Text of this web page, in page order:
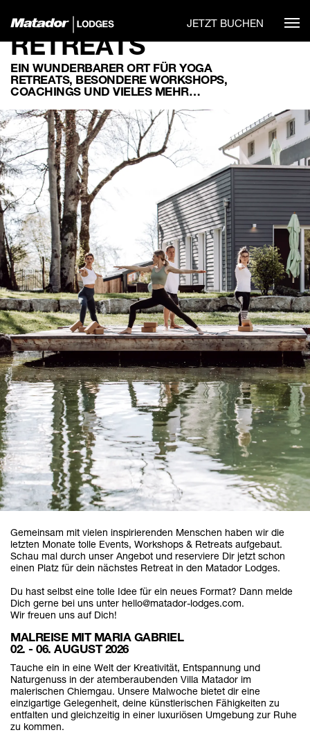
JETZT BUCHEN
RETREATS
EIN WUNDERBARER ORT FÜR YOGA
RETREATS, BESONDERE WORKSHOPS,
COACHINGS UND VIELES MEHR…
Gemeinsam mit vielen inspirierenden Menschen haben wir die
letzten Monate tolle Events, Workshops & Retreats aufgebaut.
Schau mal durch unser Angebot und reserviere Dir jetzt schon
einen Platz für dein nächstes Retreat in den Matador Lodges.
Du hast selbst eine tolle Idee für ein neues Format? Dann melde
Dich gerne bei uns unter hello@matador-lodges.com.
Wir freuen uns auf Dich!
MALREISE MIT MARIA GABRIEL
02. - 06. AUGUST 2026
Tauche ein in eine Welt der Kreativität, Entspannung und
Naturgenuss in der atemberaubenden Villa Matador im
malerischen Chiemgau. Unsere Malwoche bietet dir eine
einzigartige Gelegenheit, deine künstlerischen Fähigkeiten zu
entfalten und gleichzeitig in einer luxuriösen Umgebung zur Ruhe
zu kommen.